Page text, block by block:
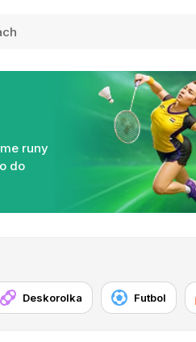
runy
do
Deskorolka Futbol